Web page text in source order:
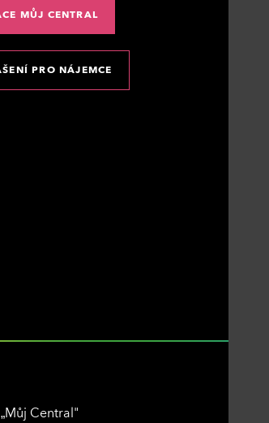
MŮJ CENTRAL
PRO NÁJEMCE
Central"